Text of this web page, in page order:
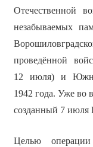
Отечественной
незабываемых
проведённой
12 июля) и
1942 года. Уже во
созданный 7 июля
Целью операции